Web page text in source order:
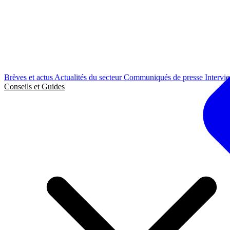
Brèves et actus Actualités du secteurCommuniqués de presse
Conseils et Guides